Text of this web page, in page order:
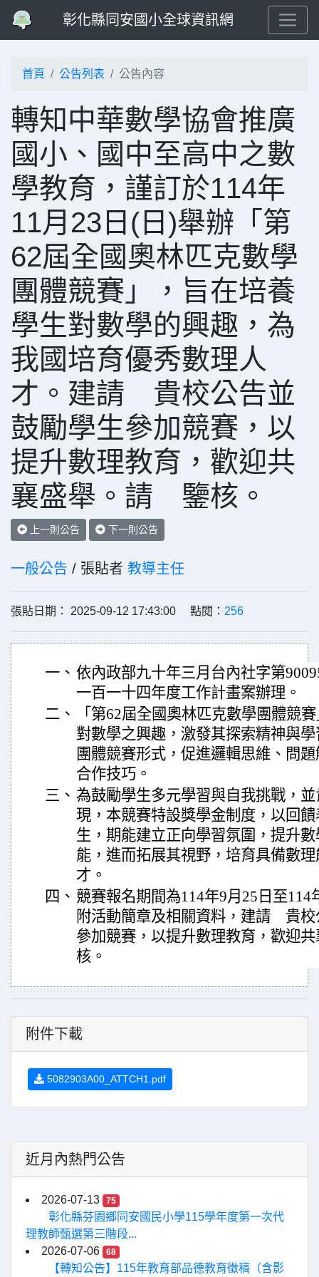
彰化縣同安國小全球資訊網
首頁 公告列表 公告內容
轉知中華數學協會推廣
國小、國中至高中之數
學教育，謹訂於114年
11月23日(日)舉辦「第
62屆全國奧林匹克數學
團體競賽」，旨在培養
學生對數學的興趣，為
我國培育優秀數理人
才。建請 貴校公告並
鼓勵學生參加競賽，以
提升數理教育，歡迎共
襄盛舉。請 鑒核。
上一則公告 下一則公告
一般公告 / 張貼者 教導主任
張貼日期： 2025-09-12 17:43:00 點閱： 256
一、 依內政部九十年三月台內社字第
一百一十四年度工作計畫案辦理。
二、
「第62屆全國奧林匹克數學團體競
對數學之興趣，激發其探索精神與
團體競賽形式，促進邏輯思維、問
合作技巧。
三、 為鼓勵學生多元學習與自我挑戰，
現，本競賽特設獎學金制度，以回
生，期能建立正向學習氛圍，提升
能，進而拓展其視野，培育具備數
才。
四、 競賽報名期間為114年9月25日至114
附活動簡章及相關資料，建請 貴校
參加競賽，以提升數理教育，歡迎
核。
附件下載
5082903A00_ATTCH1.pdf
近月內熱門公告
2026-07-13 75
彰化縣芬園鄉同安國民小學115學年度第一次代
理教師甄選第三階段...
2026-07-06
68
【轉知公告】115年教育部品德教育徵稿（含影